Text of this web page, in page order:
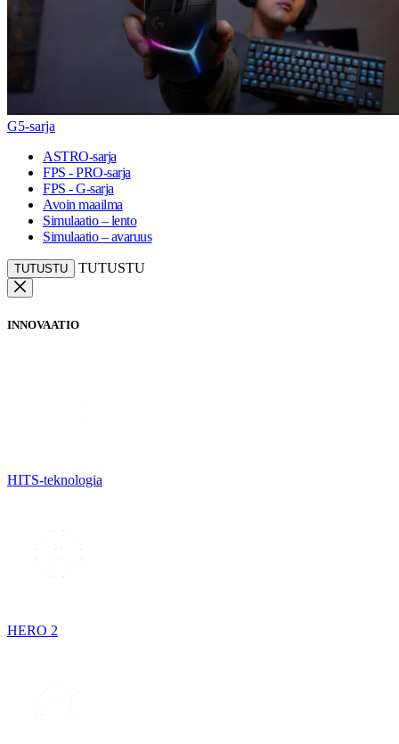
G5-sarja
ASTRO-sarja
FPS - PRO-sarja
FPS - G-sarja
Avoin maailma
Simulaatio – lento
Simulaatio – avaruus
TUTUSTU TUTUSTU
INNOVAATIO
HITS-teknologia
HERO 2